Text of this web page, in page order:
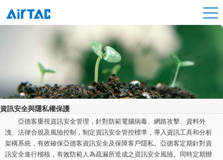
資訊安全與隱私權保護
亞德客重視資訊安全管理，針對防範電腦病毒、網路攻擊、資料外
洩、法律合規及風險控制，制定資訊安全管控標準，導入資訊工具和分析
架構系統，有效確保亞德客資訊安全及保障客戶隱私。亞德客定期針對資
訊安全進行稽核，有效防範人為疏漏所造成之資訊安全風險。同時定期辦